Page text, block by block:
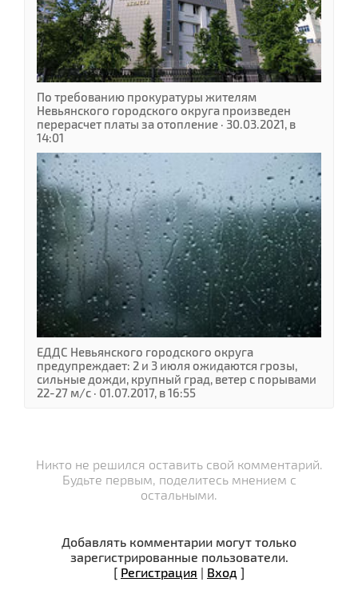
По требованию прокуратуры жителям
Невьянского городского округа произведен
перерасчет платы за отопление · 30.03.2021, в
14:01
ЕДДС Невьянского городского округа
предупреждает: 2 и 3 июля ожидаются грозы,
сильные дожди, крупный град, ветер с порывами
22-27 м/с · 01.07.2017, в 16:55
Никто не решился оставить свой комментарий.
Будьте первым, поделитесь мнением с
остальными.
Добавлять комментарии могут только
зарегистрированные пользователи.
[ Регистрация | Вход ]